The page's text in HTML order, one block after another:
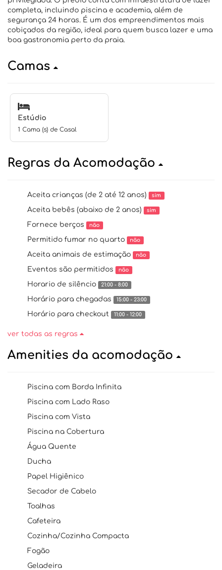
completa, incluindo piscina e academia, além de
segurança 24 horas. É um dos empreendimentos mais
cobiçados da região, ideal para quem busca lazer e uma
boa gastronomia perto da praia.
Camas
Estúdio
1 Cama (s) de Casal
Regras da Acomodação
Aceita crianças (de 2 até 12 anos) sim
Aceita bebês (abaixo de 2 anos) sim
Fornece berços não
Permitido fumar no quarto não
Aceita animais de estimação não
Eventos são permitidos não
Horario de silêncio 21:00 - 8:00
Horário para chegadas 15:00 - 23:00
Horário para checkout 11:00 - 12:00
ver todas as regras
Amenities da acomodação
Piscina com Borda Infinita
Piscina com Lado Raso
Piscina com Vista
Piscina na Cobertura
Água Quente
Ducha
Papel Higiênico
Secador de Cabelo
Toalhas
Cafeteira
Cozinha/Cozinha Compacta
Fogão
Geladeira